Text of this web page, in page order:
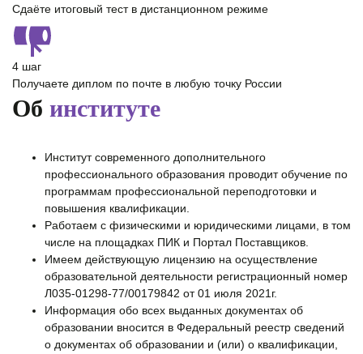
Сдаёте итоговый тест в дистанционном режиме
4 шаг
Получаете диплом по почте в любую точку России
Об институте
Институт современного дополнительного
профессионального образования проводит обучение по
программам профессиональной переподготовки и
повышения квалификации.
Работаем с физическими и юридическими лицами, в том
числе на площадках ПИК и Портал Поставщиков.
Имеем действующую лицензию на осуществление
образовательной деятельности регистрационный номер
Л035-01298-77/00179842 от 01 июля 2021г.
Информация обо всех выданных документах об
образовании вносится в Федеральный реестр сведений
о документах об образовании и (или) о квалификации,